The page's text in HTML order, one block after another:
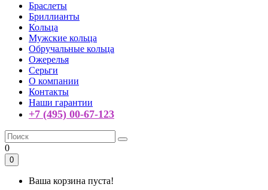
Браслеты
Бриллианты
Кольца
Мужские кольца
Обручальные кольца
Ожерелья
Серьги
О компании
Контакты
Наши гарантии
+7 (495) 00-67-123
0
0
Ваша корзина пуста!